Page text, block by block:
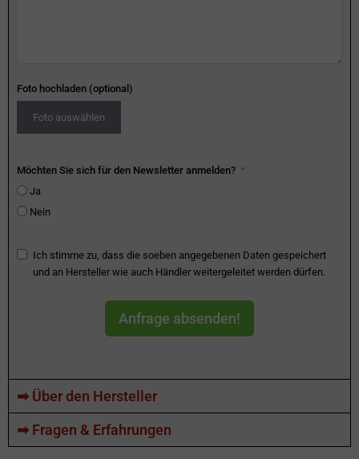
Foto hochladen (optional)
Foto auswählen
Möchten Sie sich für den Newsletter anmelden?
Ja
Nein
Ich stimme zu, dass die soeben angegebenen Daten gespeichert
und an Hersteller wie auch Händler weitergeleitet werden dürfen.
Anfrage absenden!
➡ Über den Hersteller
➡ Fragen & Erfahrungen